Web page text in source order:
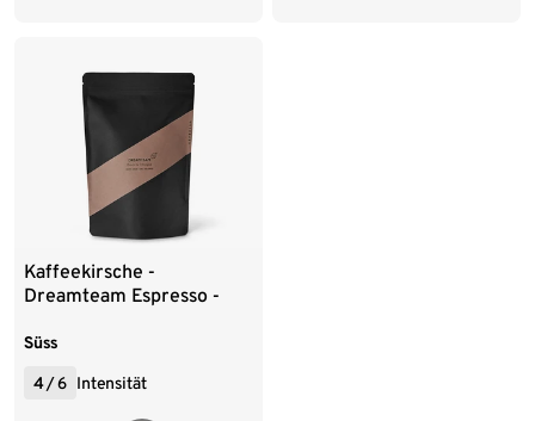
Kaffeekirsche -
Dreamteam Espresso -
Süss
4/6 Intensität